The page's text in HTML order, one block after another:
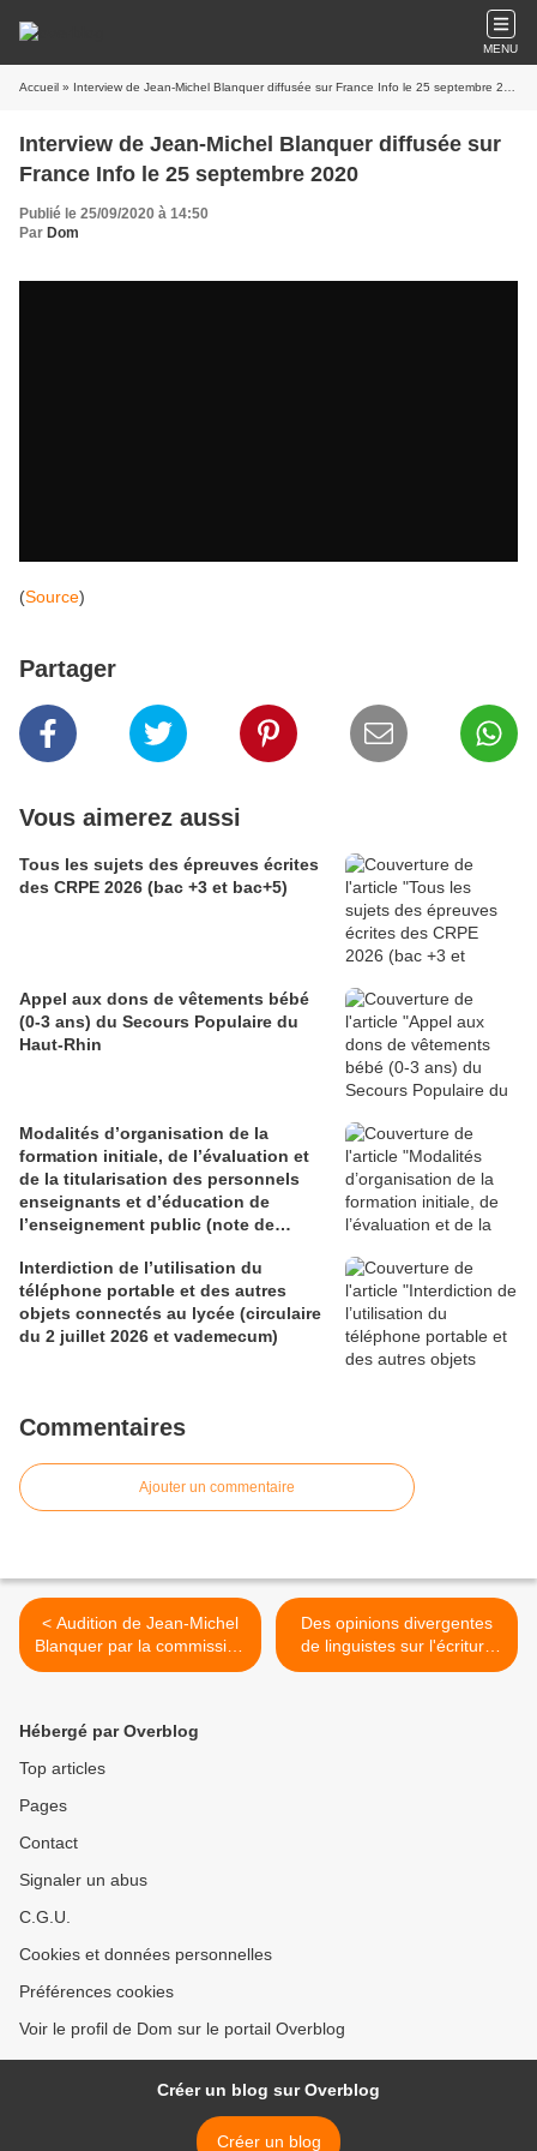
MENU
Accueil » Interview de Jean-Michel Blanquer diffusée sur France Info le 25 septembre 2020
Interview de Jean-Michel Blanquer diffusée sur
France Info le 25 septembre 2020
Publié le 25/09/2020 à 14:50
Par Dom
(Source)
Partager
Vous aimerez aussi
Tous les sujets des épreuves écrites
des CRPE 2026 (bac +3 et bac+5)
Appel aux dons de vêtements bébé
(0-3 ans) du Secours Populaire du
Haut-Rhin
Modalités d’organisation de la
formation initiale, de l’évaluation et
de la titularisation des personnels
enseignants et d’éducation de
l’enseignement public (note de
Interdiction de l’utilisation du
téléphone portable et des autres
objets connectés au lycée (circulaire
du 2 juillet 2026 et vademecum)
Commentaires
Ajouter un commentaire
< Audition de Jean-Michel
Blanquer par la commission
des affaires culturelles de
Des opinions divergentes
de linguistes sur l'écriture
inclusive >
Hébergé par Overblog
Top articles
Pages
Contact
Signaler un abus
C.G.U.
Cookies et données personnelles
Préférences cookies
Voir le profil de Dom sur le portail Overblog
Créer un blog sur Overblog
Créer un blog